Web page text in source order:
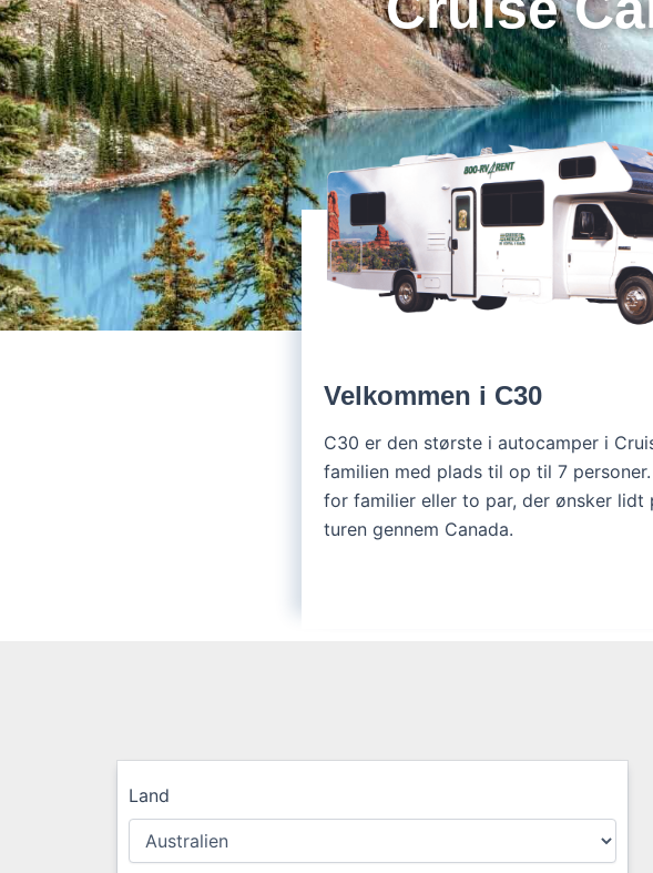
Velkommen i C30
C30 er den største i autocamper i
familien med plads til op til 7
for familier eller to par, der ønsker lidt
turen gennem Canada.
Land